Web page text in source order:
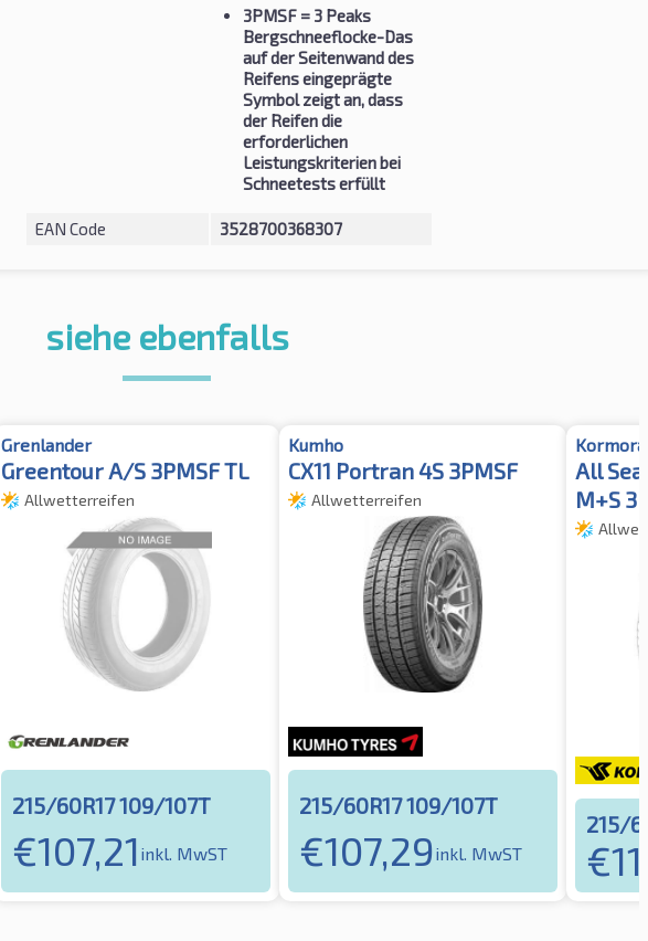
3PMSF= 3 Peaks
Bergschneeflocke-Das
auf der Seitenwand des
Reifens eingeprägte
Symbol zeigt an, dass
der Reifen die
erforderlichen
Leistungskriterien bei
Schneetests erfüllt
EAN Code 3528700368307
siehe ebenfalls
Grenlander
Greentour A/S 3PMSF TL
Allwetterreifen
215/60R17 109/107T
€107,21 inkl. MwST
Kumho
CX11 Portran 4S 3PMSF
Allwetterreifen
215/60R17 109/107T
€107,29inkl. MwST
Kormoran
All
M+S
215/
€